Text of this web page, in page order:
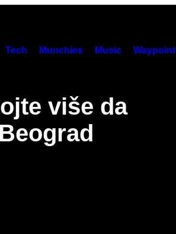
Tech Munchies Music Waypoint
više da